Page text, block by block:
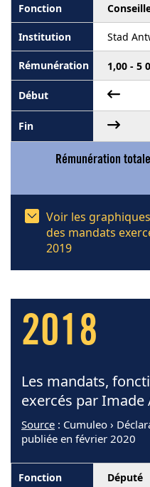
Stad
1,00 - 5
Rémunération
Voir les
des mandats
2019
2018
Les mandats,
exercés par Imade
Source : Cumuleo ›
publiée en février 2020
Député